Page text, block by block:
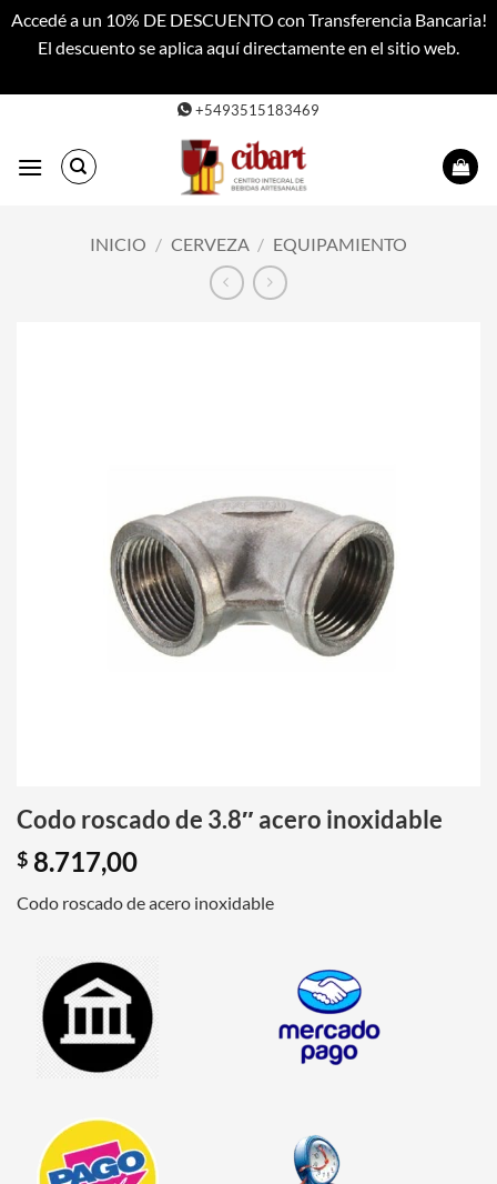
Accedé a un 10% DE DESCUENTO con Transferencia Bancaria!
El descuento se aplica aquí directamente en el sitio web.
contenido
+5493515183469
INICIO / CERVEZA / EQUIPAMIENTO
Codo roscado de 3.8″ acero inoxidable
$ 8.717,00
Codo roscado de acero inoxidable